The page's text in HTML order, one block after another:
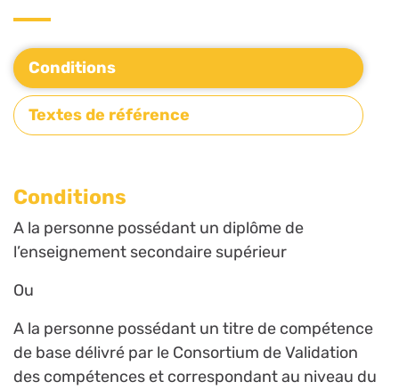
Conditions
Textes de référence
Conditions
A la personne possédant un diplôme de
l’enseignement secondaire supérieur
Ou
A la personne possédant un titre de compétence
de base délivré par le Consortium de Validation
des compétences et correspondant au niveau du